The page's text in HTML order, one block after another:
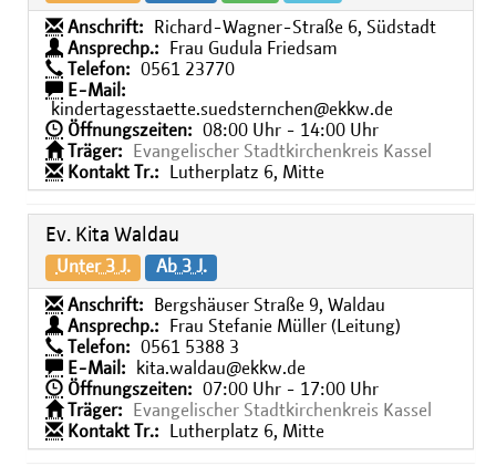
Anschrift:
Richard-Wagner-Straße 6, Südstadt
Ansprechp.:
Frau Gudula Friedsam
Telefon:
0561 23770
E-Mail:
kindertagesstaette.suedsternchen@ekkw.de
Öffnungszeiten:
08:00 Uhr - 14:00 Uhr
Träger:
Evangelischer Stadtkirchenkreis Kassel
Kontakt Tr.:
Lutherplatz 6, Mitte
Ev. Kita Waldau
Unter 3 J. Ab 3 J.
Anschrift:
Bergshäuser Straße 9, Waldau
Ansprechp.:
Frau Stefanie Müller (Leitung)
Telefon:
0561 5388 3
E-Mail:
kita.waldau@ekkw.de
Öffnungszeiten:
07:00 Uhr - 17:00 Uhr
Träger:
Evangelischer Stadtkirchenkreis Kassel
Kontakt Tr.:
Lutherplatz 6, Mitte